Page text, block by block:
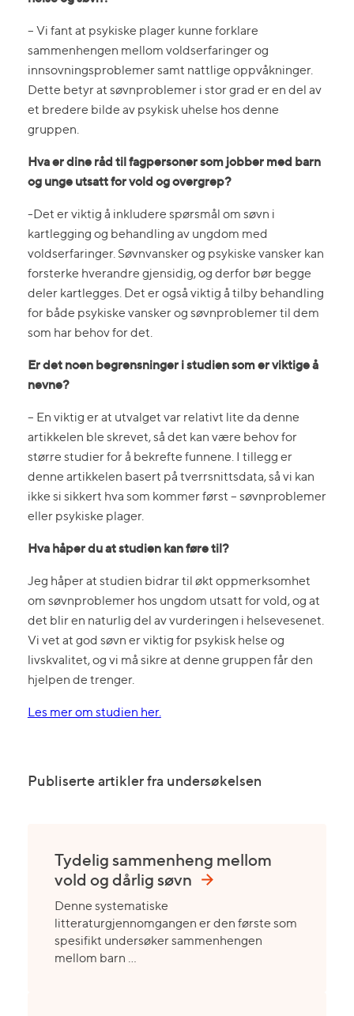
– Vi fant at psykiske plager kunne forklare
sammenhengen mellom voldserfaringer og
innsovningsproblemer samt nattlige oppvåkninger.
Dette betyr at søvnproblemer i stor grad er en del av
et bredere bilde av psykisk uhelse hos denne
gruppen.
Hva er dine råd til fagpersoner som jobber med barn
og unge utsatt for vold og overgrep?
-Det er viktig å inkludere spørsmål om søvn i
kartlegging og behandling av ungdom med
voldserfaringer. Søvnvansker og psykiske vansker kan
forsterke hverandre gjensidig, og derfor bør begge
deler kartlegges. Det er også viktig å tilby behandling
for både psykiske vansker og søvnproblemer til dem
som har behov for det.
Er det noen begrensninger i studien som er viktige å
nevne?
– En viktig er at utvalget var relativt lite da denne
artikkelen ble skrevet, så det kan være behov for
større studier for å bekrefte funnene. I tillegg er
denne artikkelen basert på tverrsnittsdata, så vi kan
ikke si sikkert hva som kommer først – søvnproblemer
eller psykiske plager.
Hva håper du at studien kan føre til?
Jeg håper at studien bidrar til økt oppmerksomhet
om søvnproblemer hos ungdom utsatt for vold, og at
det blir en naturlig del av vurderingen i helsevesenet.
Vi vet at god søvn er viktig for psykisk helse og
livskvalitet, og vi må sikre at denne gruppen får den
hjelpen de trenger.
Les mer om studien her.
Publiserte artikler fra undersøkelsen
Tydelig sammenheng mellom
vold og dårlig søvn
Denne systematiske
litteraturgjennomgangen er den første som
spesifikt undersøker sammenhengen
mellom barn …